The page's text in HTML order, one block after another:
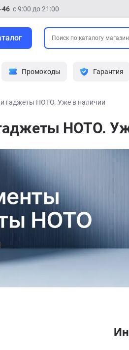
46 с 9:00 до 21:00
Промокоды Гарантия
гаджеты HOTO. Уже в наличии
HOTO.